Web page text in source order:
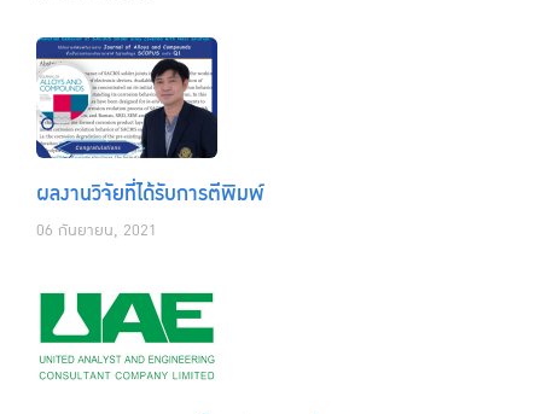
ผลงานวิจัยที่ได้รับการตีพิมพ์
06 กันยายน, 2021